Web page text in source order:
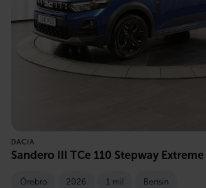
DACIA
Sandero III TCe 110 Stepway Extreme
Örebro 2026 1 mil Bensin